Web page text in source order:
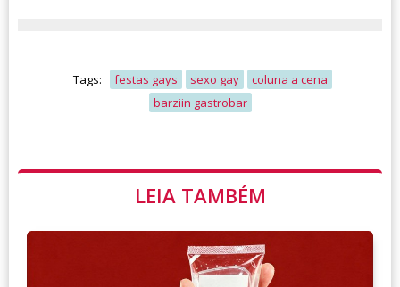
Tags: festas gays sexo gay
coluna a cena
barziin gastrobar
LEIA TAMBÉM